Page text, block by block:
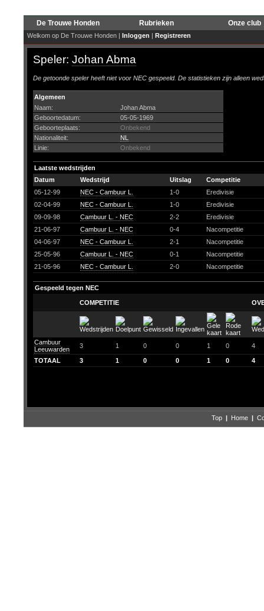
De Trouwe Honden Rubrieken Onze club
Welkom op De Trouwe Honden | Inloggen | Registreren
Speler: Johan Abma
De getoonde speler heeft niet voor NEC gespeeld. De statistieken zijn alleen
Algemeen
Naam:
Johan Abma
Geboortedatum:
05-05-1969
Geboorteplaats:
Onbekend
Nationaliteit:
NL
Linie:
Onbekend
Laatste wedstrijden
Datum
Wedstrijd Uitslag
Competitie
05-12-99
NEC - Cambuur L. 1-0
Eredivisie
02-04-99
NEC - Cambuur L. 1-0
Eredivisie
09-09-98
Cambuur L. - NEC 2-2
Eredivisie
21-06-97
Cambuur L. - NEC 0-4
Nacompetitie
04-06-97
NEC - Cambuur L. 2-1
Nacompetitie
25-05-96
Cambuur L. - NEC 0-1
Nacompetitie
21-05-96
NEC - Cambuur L. 2-0 Nacompetitie
Gespeeld tegen NEC
COMPETITIE
Cambuur
Leeuwarden
3 1 0 0 1 0 4
TOTAAL 3 1 0 0 1 0 4
Top | Home |